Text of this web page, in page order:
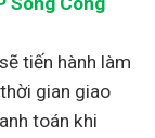
tiến hành làm
gian giao
toán khi